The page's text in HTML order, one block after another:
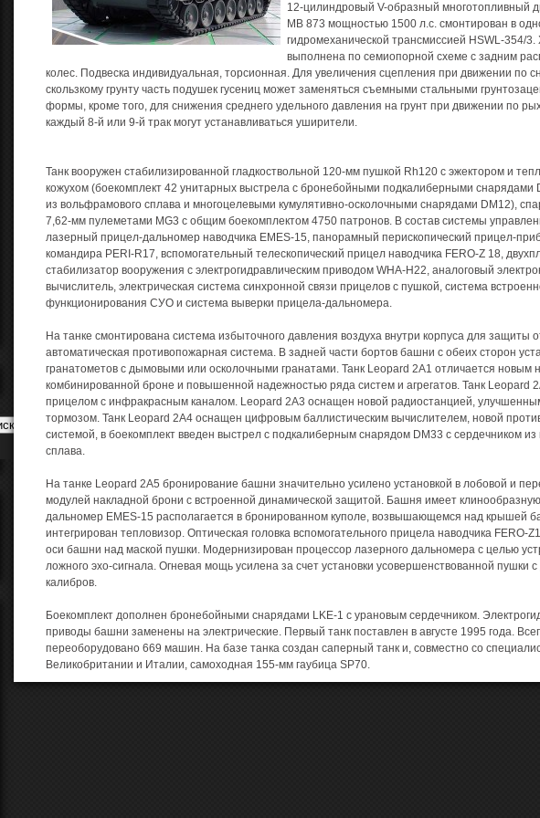
12-цилиндровый V-образный многотопливный
MB 873 мощностью 1500 л.с. смонтирован в
гидромеханической трансмиссией HSWL-354/3.
выполнена по семиопорной схеме с задним
колес. Подвеска индивидуальная, торсионная. Для увеличения сцепления при движении по
скользкому грунту часть подушек гусениц может заменяться съемными стальными
формы, кроме того, для снижения среднего удельного давления на грунт при движении по
каждый 8-й или 9-й трак могут устанавливаться уширители.
Танк вооружен стабилизированной гладкоствольной 120-мм пушкой Rh120 с эжектором и
кожухом (боекомплект 42 унитарных выстрела с бронебойными подкалиберными снарядами
из вольфрамового сплава и многоцелевыми кумулятивно-осколочными снарядами DM12),
7,62-мм пулеметами MG3 с общим боекомплектом 4750 патронов. В состав системы
лазерный прицел-дальномер наводчика EMES-15, панорамный перископический прицел-
командира PERI-R17, вспомогательный телескопический прицел наводчика FERO-Z 18,
стабилизатор вооружения с электрогидравлическим приводом WHA-H22, аналоговый
вычислитель, электрическая система синхронной связи прицелов с пушкой, система
функционирования СУО и система выверки прицела-дальномера.
На танке смонтирована система избыточного давления воздуха внутри корпуса для защиты
автоматическая противопожарная система. В задней части бортов башни с обеих сторон
гранатометов с дымовыми или осколочными гранатами. Танк Leopard 2A1 отличается новым
комбинированной броне и повышенной надежностью ряда систем и агрегатов. Танк Leopard
прицелом с инфракрасным каналом. Leopard 2A3 оснащен новой радиостанцией,
тормозом. Танк Leopard 2A4 оснащен цифровым баллистическим вычислителем, новой
системой, в боекомплект введен выстрел с подкалиберным снарядом DM33 с сердечником
сплава.
На танке Leopard 2A5 бронирование башни значительно усилено установкой в лобовой и
модулей накладной брони с встроенной динамической защитой. Башня имеет
дальномер EMES-15 располагается в бронированном куполе, возвышающемся над крышей
интегрирован тепловизор. Оптическая головка вспомогательного прицела наводчика FERO-
оси башни над маской пушки. Модернизирован процессор лазерного дальномера с целью
ложного эхо-сигнала. Огневая мощь усилена за счет установки усовершенствованной пушки
калибров.
Боекомплект дополнен бронебойными снарядами LKE-1 с урановым сердечником.
приводы башни заменены на электрические. Первый танк поставлен в августе 1995 года.
переоборудовано 669 машин. На базе танка создан саперный танк и, совместно со
Великобритании и Италии, самоходная 155-мм гаубица SP70.